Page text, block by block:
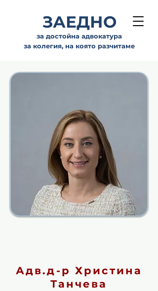
ЗАЕДНО
за достойна адвокатура
за колегия, на която разчитаме
Адв.д-р Христина
Танчева